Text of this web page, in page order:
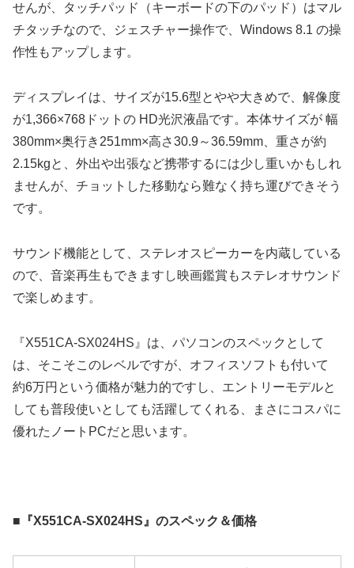
せんが、タッチパッド（キーボードの下のパッド）はマル
チタッチなので、ジェスチャー操作で、Windows 8.1 の操
作性もアップします。
ディスプレイは、サイズが15.6型とやや大きめで、解像度
が1,366×768ドットの HD光沢液晶です。本体サイズが 幅
380mm×奥行き251mm×高さ30.9～36.59mm、重さが約
2.15kgと、外出や出張など携帯するには少し重いかもしれ
ませんが、チョットした移動なら難なく持ち運びできそう
です。
サウンド機能として、ステレオスピーカーを内蔵している
ので、音楽再生もできますし映画鑑賞もステレオサウンド
で楽しめます。
『X551CA-SX024HS』は、パソコンのスペックとして
は、そこそこのレベルですが、オフィスソフトも付いて
約6万円という価格が魅力的ですし、エントリーモデルと
しても普段使いとしても活躍してくれる、まさにコスパに
優れたノートPCだと思います。
■『X551CA-SX024HS』のスペック＆価格